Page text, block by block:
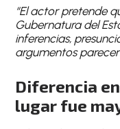
“El actor pretende
Gubernatura del
inferencias,
argumentos
Diferencia
lugar fue